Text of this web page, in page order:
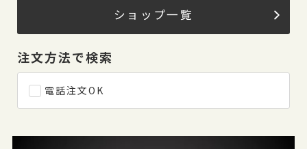
ショップ一覧
注文方法で検索
電話注文OK